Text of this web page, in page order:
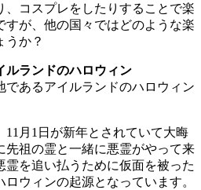
、コスプレをしたりすることで楽
すが、他の国々ではどのような楽
うか？
ルランドのハロウィン
であるアイルランドのハロウィン
月1日が新年とされていて大晦
先祖の霊と一緒に悪霊がやって来
霊を追い払うために仮面を被った
ウィンの起源となっています。